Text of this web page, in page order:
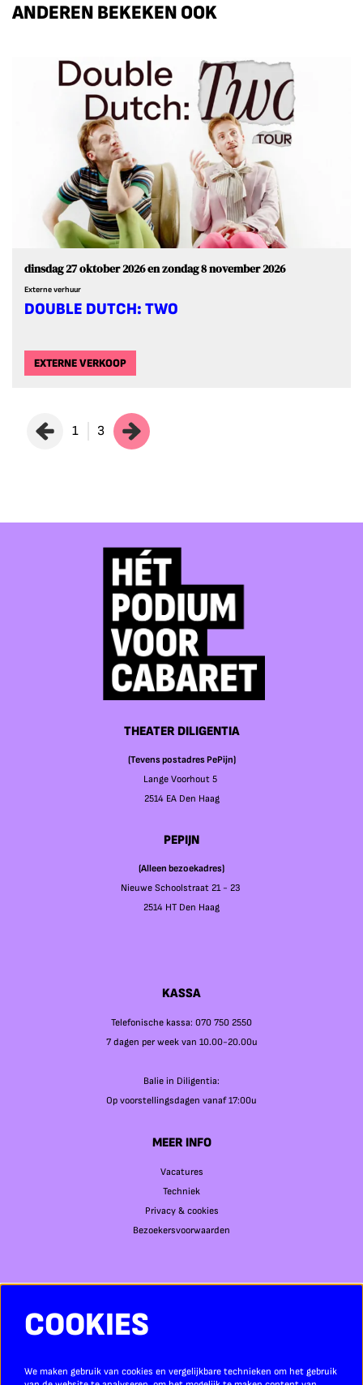
ANDEREN BEKEKEN OOK
DOUBLE DUTCH: TWO
Externe verhuur
dinsdag 27 oktober 2026enzondag 8 november 2026
EXTERNE VERKOOP
1 3
THEATER DILIGENTIA
(Tevens postadres PePijn)
Lange Voorhout 5
2514 EA Den Haag
PEPIJN
(Alleen bezoekadres)
Nieuwe Schoolstraat 21 - 23
2514 HT Den Haag
KASSA
Telefonische kassa: 070 750 2550
7 dagen per week van 10.00-20.00u
Balie in Diligentia:
Op voorstellingsdagen vanaf 17:00u
MEER INFO
Vacatures
Techniek
Privacy & cookies
Bezoekersvoorwaarden
SOCIAL MEDIA
COOKIES
We maken gebruik van cookies en vergelijkbare technieken om het gebruik